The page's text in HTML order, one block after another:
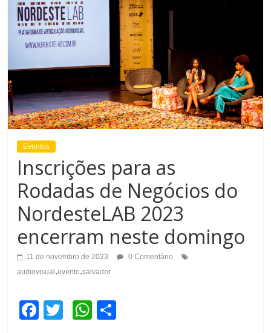
Eventos
Inscrições para as
Rodadas de Negócios do
NordesteLAB 2023
encerram neste domingo
11 de novembro de 2023
0 Comentário
audiovisual .evento.salvador
F
T
W